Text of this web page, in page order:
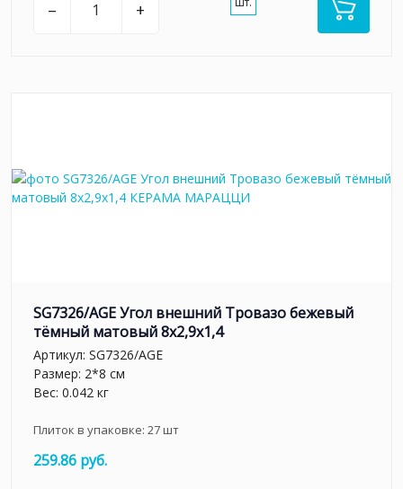
– +
SG7326/AGE Угол внешний Тровазо бежевый
тёмный матовый 8x2,9x1,4
Артикул: SG7326/AGE
Размер: 2*8 см
Вес: 0.042 кг
Плиток в упаковке: 27шт
259.86 руб.